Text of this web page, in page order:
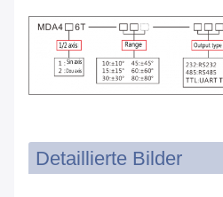
Detaillierte Bilder